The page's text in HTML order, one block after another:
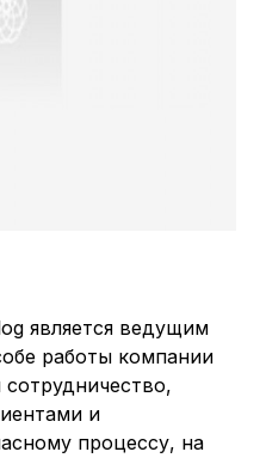
является ведущим
работы компании
и
процессу, на